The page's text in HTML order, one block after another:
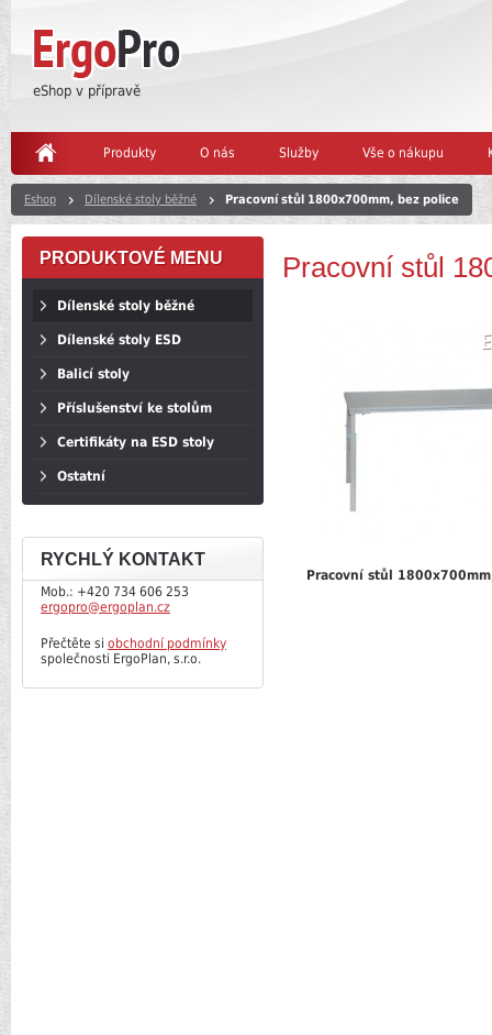
eShop v přípravě
Produkty O nás Služby Vše o nákupu
Eshop Dílenské stoly běžné Pracovní stůl 1800x700mm, bez police
Pracovní stůl
Pracovní stůl
PRODUKTOVÉ MENU
Dílenské stoly běžné
Dílenské stoly ESD
Balicí stoly
Příslušenství ke stolům
Certifikáty na ESD stoly
Ostatní
RYCHLÝ KONTAKT
Mob.: +420 734 606 253
ergopro@ergoplan.cz
Přečtěte si obchodní podmínky
společnosti ErgoPlan, s.r.o.